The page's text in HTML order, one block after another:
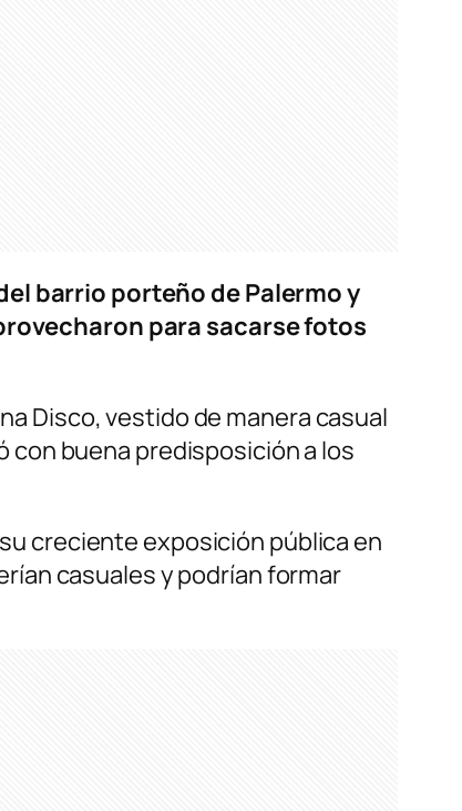
barrio porteño de Palermo y
para sacarse fotos
Disco, vestido de manera casual
con buena predisposición a los
creciente exposición pública en
casuales y podrían formar